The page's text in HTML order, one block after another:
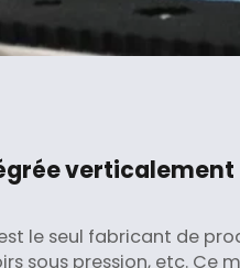
verticalement
le seul fabricant de
sous pression, etc.